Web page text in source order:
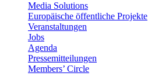
Media Solutions
Europäische öffentliche Projekte
Veranstaltungen
Jobs
Agenda
Pressemitteilungen
Members’ Circle